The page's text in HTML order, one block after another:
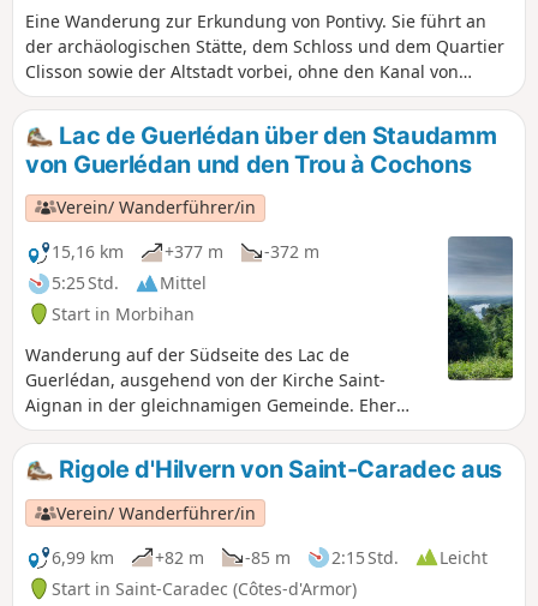
Eine Wanderung zur Erkundung von Pontivy. Sie führt an
der archäologischen Stätte, dem Schloss und dem Quartier
Clisson sowie der Altstadt vorbei, ohne den Kanal von
Nantes nach Brest zu vergessen.
Lac de Guerlédan über den Staudamm
von Guerlédan und den Trou à Cochons
Verein/ Wanderführer/in
15,16 km
+377 m
-372 m
5:25 Std.
Mittel
Start in Morbihan
Wanderung auf der Südseite des Lac de
Guerlédan, ausgehend von der Kirche Saint-
Aignan in der gleichnamigen Gemeinde. Eher
idyllische Strecke mit einigen Bauernhöfen. Die
Strecke verläuft am Seeufer entlang sowie durch
den Wald, der den See umgibt. Sehr
abwechslungsreiche Landschaften. Zahlreiche
Wege ermöglichen es, die Strecke zu variieren.
Rigole d'Hilvern von Saint-Caradec aus
Verein/ Wanderführer/in
6,99 km
+82 m -85 m 2:15 Std.
Leicht
Start in Saint-Caradec (Côtes-d'Armor)